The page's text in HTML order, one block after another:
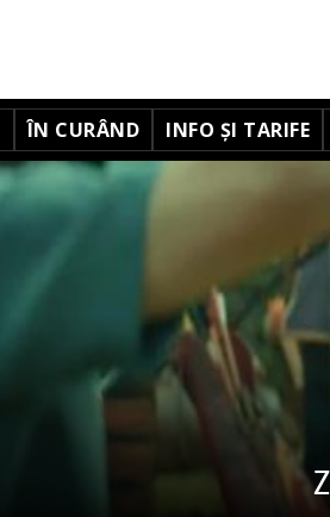
ÎN CURÂND INFO ȘI TARIFE